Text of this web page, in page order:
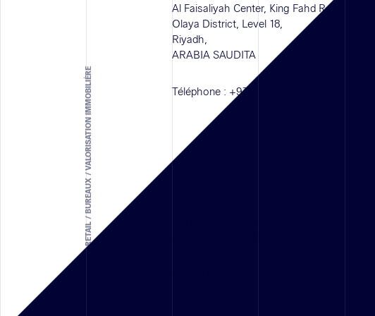
Al Faisaliyah Center, King Fahd Rd,
Olaya District, Level 18,
Riyadh,
ARABIA SAUDITA
Téléphone : +971 4 587 6626
SOLUTION D'ARCHITECTURE - RETAIL / BUREAUX / VALORISATION IMMOBILIÈRE